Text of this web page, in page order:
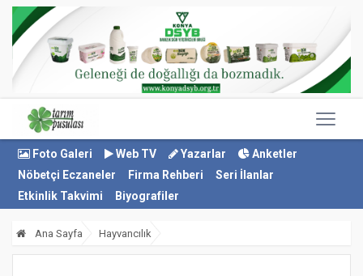
Foto Galeri Web TV Yazarlar
Anketler
Nöbetçi Eczaneler
Firma Rehberi
Seri İlanlar
Etkinlik Takvimi
Biyografiler
Ana Sayfa Hayvancılık